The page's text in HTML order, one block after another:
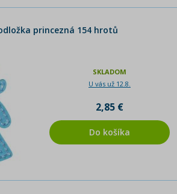
princezná 154 hrotů
SKLADOM
U vás už 12.8.
2,85 €
Do košíka